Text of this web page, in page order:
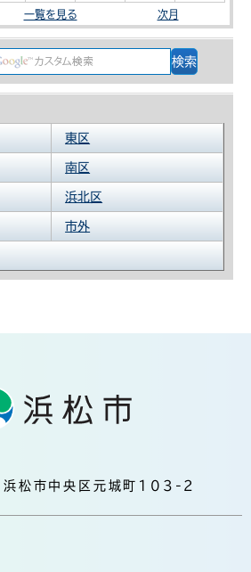
一覧を見る 次月
東区
南区
浜北区
市外
市中央区元城町103-2